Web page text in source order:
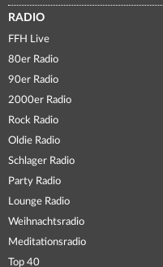
RADIO
FFH Live
80er Radio
90er Radio
2000er Radio
Rock Radio
Oldie Radio
Schlager Radio
Party Radio
Lounge Radio
Weihnachtsradio
Meditationsradio
Top 40